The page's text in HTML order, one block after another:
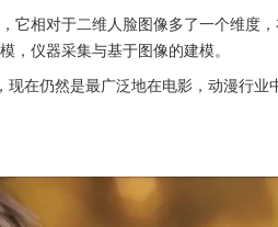
它相对于二维人脸图像多了一个维度
，仪器采集与基于图像的建模。
在仍然是最广泛地在电影，动漫行